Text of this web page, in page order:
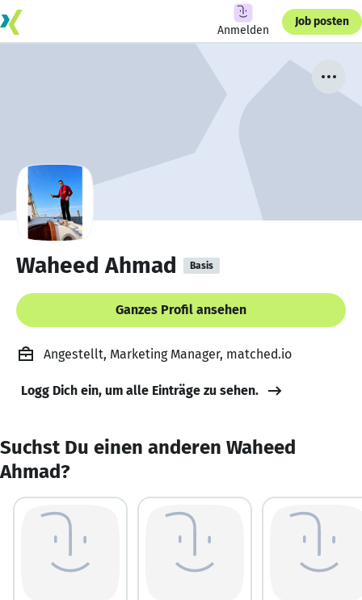
Anmelden
Job posten
Waheed Ahmad Basis
Ganzes Profil ansehen
Angestellt, Marketing Manager, matched.io
Logg Dich ein, um alle Einträge zu sehen.
Suchst Du einen anderen Waheed
Ahmad?